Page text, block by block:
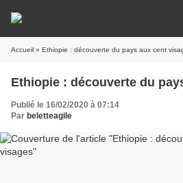
Accueil » Ethiopie : découverte du pays aux cent
Ethiopie : découverte du
Publié le 16/02/2020 à 07:14
Par beletteagile